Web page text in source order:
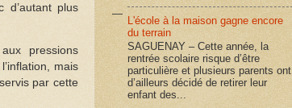
d’autant plus
pressions
mais
par cette
L'école à la maison gagne encore
du terrain
SAGUENAY – Cette année, la
rentrée scolaire risque d’être
particulière et plusieurs parents ont
d’ailleurs décidé de retirer leur
enfant des...